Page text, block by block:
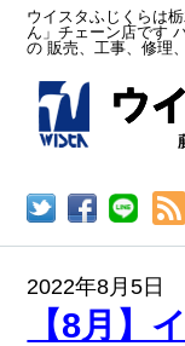
ウイスタふじくらは
ん」チェーン店です
の 販売、工事、修理
2022年8月5日
【8月】